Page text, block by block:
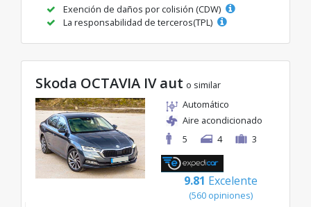
Exención de daños por colisión (CDW)
La responsabilidad de terceros(TPL)
Skoda OCTAVIA IV aut o similar
Automático
Aire acondicionado
5
4 3
9.81 Excelente
(560 opiniones)